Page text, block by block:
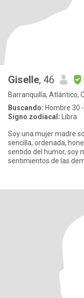
Giselle, 46
Barranquilla, Atlántico,
Buscando: Hombre 30
Signo zodiacal: Libra
Soy una mujer madre
sencilla, ordenada,
sentido del humor, soy
sentimientos de las